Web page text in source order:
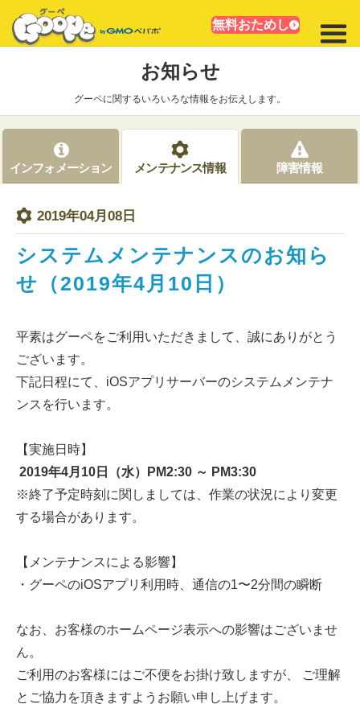
無料おためし
お知らせ
グーペに関するいろいろな情報をお伝えします。
インフォメーション メンテナンス情報 障害情報
2019年04月08日
システムメンテナンスのお知ら
せ（2019年4月10日）
平素はグーペをご利用いただきまして、誠にありがとう
ございます。
下記日程にて、iOSアプリサーバーのシステムメンテナ
ンスを行います。
【実施日時】
2019年4月10日（水）PM2:30 ～ PM3:30
※終了予定時刻に関しましては、作業の状況により変更
する場合があります。
【メンテナンスによる影響】
・グーペのiOSアプリ利用時、通信の1〜2分間の瞬断
なお、お客様のホームページ表示への影響はございませ
ん。
ご利用のお客様にはご不便をお掛け致しますが、 ご理解
とご協力を頂きますようお願い申し上げます。